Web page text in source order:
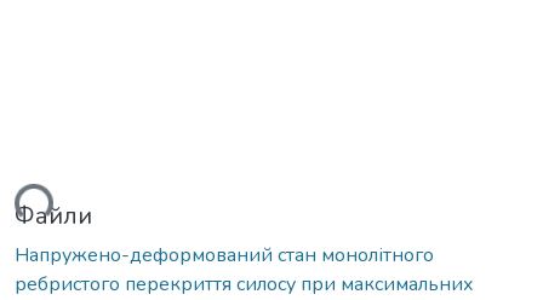
Файли
Напружено-деформований стан монолітного
ребристого перекриття силосу при максимальних